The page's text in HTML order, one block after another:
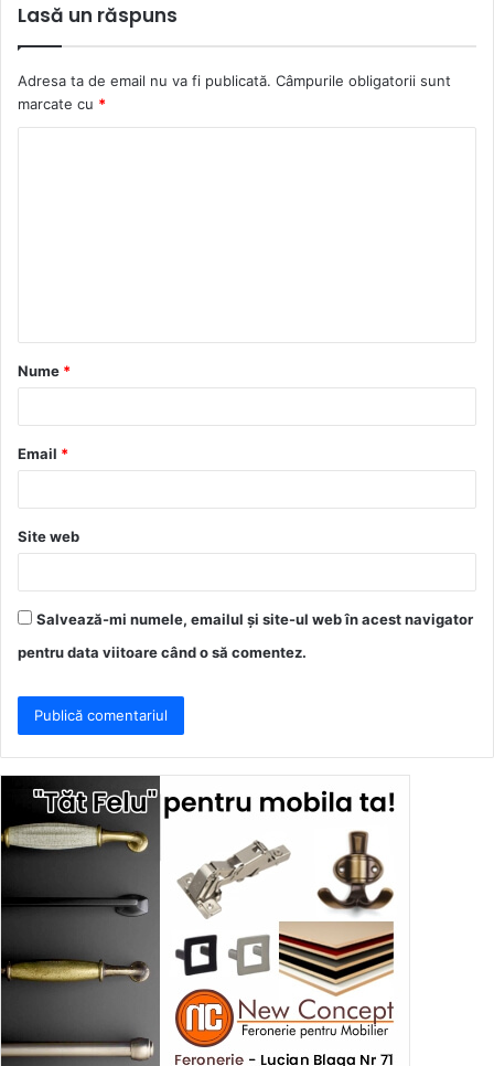
Lasă un răspuns
Adresa ta de email nu va fi publicată. Câmpurile obligatorii sunt
marcate cu *
a
r
*
Nume *
Email *
Site web
Salvează-mi numele, emailul și site-ul web în acest navigator
pentru data viitoare când o să comentez.